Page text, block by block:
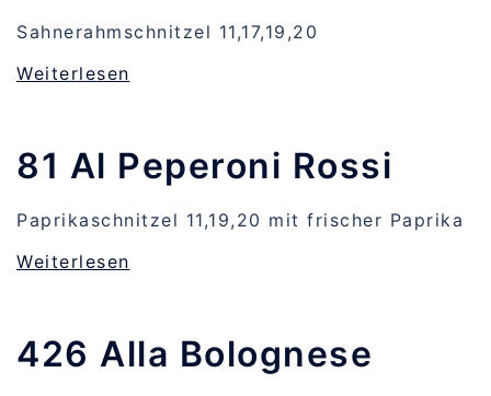
Sahnerahmschnitzel 11,17,19,20
Weiterlesen
81 Al Peperoni Rossi
Paprikaschnitzel 11,19,20 mit frischer Paprika
Weiterlesen
426 Alla Bolognese